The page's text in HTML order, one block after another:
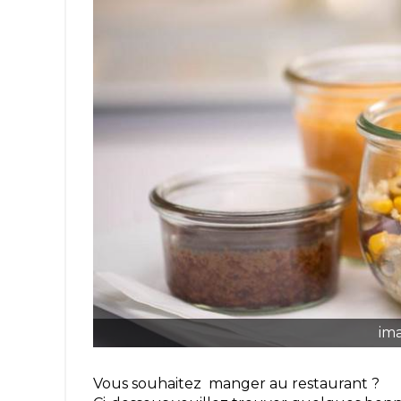
Vous souhaitez manger au restaurant ?